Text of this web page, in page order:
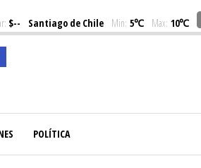
$-- Santiago de Chile Min: 5℃ Max: 10℃
POLÍTICA